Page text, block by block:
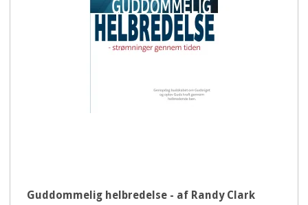
Guddommelig helbredelse - af Randy Clark